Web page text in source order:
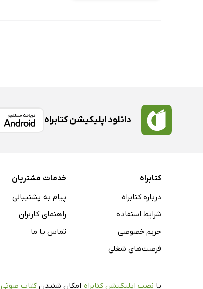
دانلود اپلیکیشن کتابراه
کتابراه
درباره کتابراه
شرایط استفاده
حریم خصوصی
فرصت‌های شغلی
خدمات مشتریان
پیام به پشتیبانی
راهنمای کاربران
تماس با ما
با نصب اپلیکیشن کتابراه امکان شنیدن کتاب صوتی